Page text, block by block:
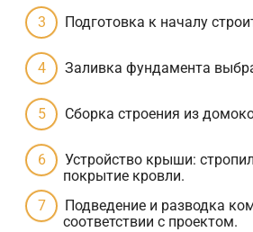
Подготовка к началу
Заливка фундамента
Сборка строения из
Устройство крыши:
покрытие кровли.
Подведение и разводка
соответствии с проектом.